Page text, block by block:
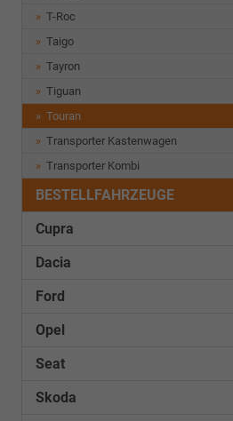
T-Roc
Taigo
Tayron
Tiguan
Touran
Transporter Kastenwagen
Transporter Kombi
BESTELLFAHRZEUGE
Cupra
Dacia
Ford
Opel
Seat
Skoda